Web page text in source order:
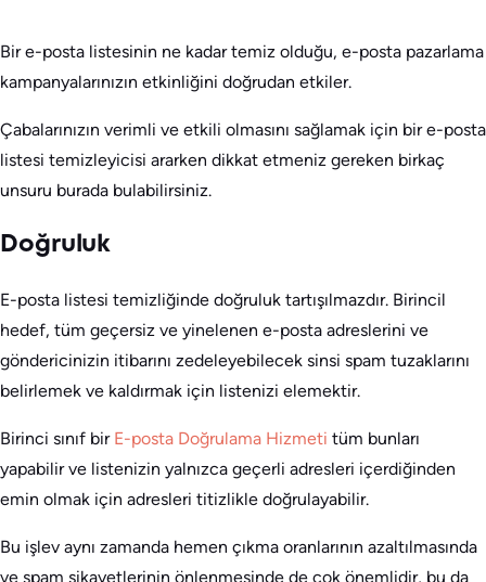
Bir e-posta listesinin ne kadar temiz olduğu, e-posta pazarlama
kampanyalarınızın etkinliğini doğrudan etkiler.
Çabalarınızın verimli ve etkili olmasını sağlamak için bir e-posta
listesi temizleyicisi ararken dikkat etmeniz gereken birkaç
unsuru burada bulabilirsiniz.
Doğruluk
E-posta listesi temizliğinde doğruluk tartışılmazdır. Birincil
hedef, tüm geçersiz ve yinelenen e-posta adreslerini ve
göndericinizin itibarını zedeleyebilecek sinsi spam tuzaklarını
belirlemek ve kaldırmak için listenizi elemektir.
Birinci sınıf bir E-posta Doğrulama Hizmeti tüm bunları
yapabilir ve listenizin yalnızca geçerli adresleri içerdiğinden
emin olmak için adresleri titizlikle doğrulayabilir.
Bu işlev aynı zamanda hemen çıkma oranlarının azaltılmasında
ve spam şikayetlerinin önlenmesinde de çok önemlidir, bu da